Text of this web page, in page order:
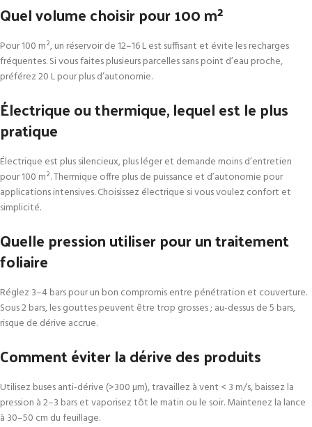
Quel volume choisir pour 100 m²
Pour 100 m², un réservoir de 12–16 L est suffisant et évite les recharges
fréquentes. Si vous faites plusieurs parcelles sans point d’eau proche,
préférez 20 L pour plus d’autonomie.
Électrique ou thermique, lequel est le plus
pratique
Électrique est plus silencieux, plus léger et demande moins d’entretien
pour 100 m². Thermique offre plus de puissance et d’autonomie pour
applications intensives. Choisissez électrique si vous voulez confort et
simplicité.
Quelle pression utiliser pour un traitement
foliaire
Réglez 3–4 bars pour un bon compromis entre pénétration et couverture.
Sous 2 bars, les gouttes peuvent être trop grosses ; au-dessus de 5 bars,
risque de dérive accrue.
Comment éviter la dérive des produits
Utilisez buses anti-dérive (>300 µm), travaillez à vent < 3 m/s, baissez la
pression à 2–3 bars et vaporisez tôt le matin ou le soir. Maintenez la lance
à 30–50 cm du feuillage.